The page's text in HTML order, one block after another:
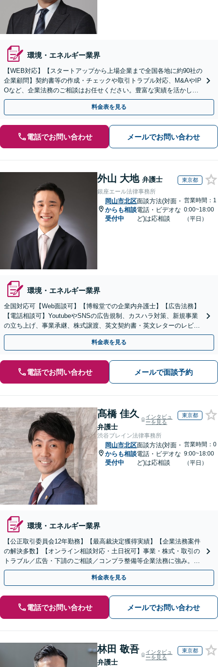
環境・エネルギー業界
【WEB対応】【スタートアップから上場企業まで全国各地に約90社の
企業顧問】契約書等の作成・チェックや取引トラブル対応、M&AやIP
Oなど、企業法務のご相談はお任せください。豊富な実績を活かし的
確に対応を進めてまいります。
料金表を見る
電話でお問い合わせ メールでお問い合わせ
外山 大地 弁護士 東京都
銀座エール法律事務所
岡山市北区
からも相談
受付中
面談方法(対面・
電話・ビデオな
ど)は応相談
営業時間：1
0:00~18:00
（平日）
環境・エネルギー業界
全国対応可【Web面談可】【博報堂での企業内弁護士】【広告法務】
【電話相談可】YoutubeやSNSの広告規制、カスハラ対策、新規事業
の立ち上げ、事業承継、株式譲渡、英文契約書・英文レターのレビュ
ー・ドラフトなどに対応。
料金表を見る
電話でお問い合わせ メールで面談予約
髙橋 佳久
弁護士
インタビュ
ーを見る
東京都
渋谷ブレイン法律事務所
岡山市北区
からも相談
受付中
面談方法(対面・
電話・ビデオな
ど)は応相談
営業時間：0
9:00~18:00
（平日）
環境・エネルギー業界
【公正取引委員会12年勤務】【最高裁決定獲得実績】【企業法務案件
の解決多数】【オンライン相談対応・土日祝可】事業・株式・取引の
トラブル／広告・下請のご相談／コンプラ整備等企業法務に強み。株
式の相続／誹謗中傷対策／不動産問題まで幅広く対応！
料金表を見る
電話でお問い合わせ メールでお問い合わせ
林田 敬吾
弁護士
インタビュ
ーを見る
東京都